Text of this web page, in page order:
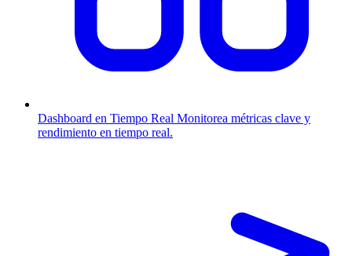
Dashboard en Tiempo Real Monitorea métricas clave y
rendimiento en tiempo real.